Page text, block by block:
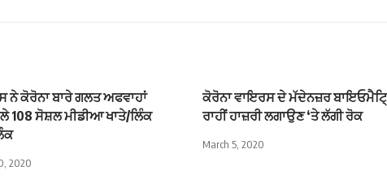
ਨੇ ਕੋਰੋਨਾ ਬਾਰੇ ਗਲਤ ਅਫਵਾਹਾਂ
108 ਸੋਸ਼ਲ ਮੀਡੀਆ ਖਾਤੇ/ਲਿੰਕ
2020
ਕੋਰੋਨਾ ਵਾਇਰਸ ਦੇ ਮੱਦੇਨਜ਼ਰ
ਰਾਹੀਂ ਹਾਜ਼ਰੀ ਲਗਾਉਣ ‘ਤੇ ਲੱਗੀ ਰੋਕ
March 5, 2020